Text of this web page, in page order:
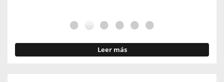
Leer más